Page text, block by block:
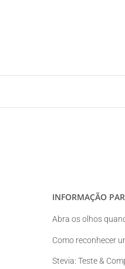
INFORMAÇÃO
Abra os olhos
Como reconhecer
Stevia: Teste &